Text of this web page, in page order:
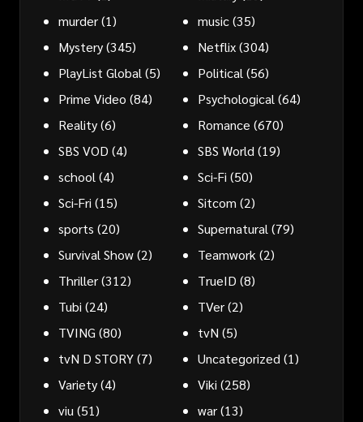
murder(1) music(35)
Mystery(345) Netflix(304)
PlayList Global (5) Political (56)
Prime Video (84) Psychological (64)
Reality(6) Romance (670)
SBS VOD (4) SBS World (19)
school (4) Sci-Fi (50)
Sci-Fri (15) Sitcom (2)
sports (20) Supernatural (79)
Survival Show(2) Teamwork (2)
Thriller(312) TrueID (8)
Tubi (24) TVer(2)
TVING (80) tvN (5)
tvN D STORY(7) Uncategorized (1)
Variety(4) Viki (258)
viu (51) war(13)